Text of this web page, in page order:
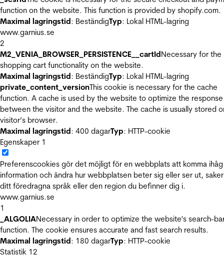
function on the website. This function is provided by shopify.com.
Maximal lagringstid: BeständigTyp: Lokal HTML-lagring
www.garnius.se
2
M2_VENIA_BROWSER_PERSISTENCE__cartIdNecessary for the
shopping cart functionality on the website.
Maximal lagringstid: BeständigTyp: Lokal HTML-lagring
private_content_versionThis cookie is necessary for the cache
function. A cache is used by the website to optimize the
between the visitor and the website. The cache is usually stored
visitor’s browser.
Maximal lagringstid: 400 dagarTyp: HTTP-cookie
Egenskaper 1
Preferenscookies gör det möjligt för en webbplats att komma ihåg
information och ändra hur webbplatsen beter sig eller ser ut,
ditt föredragna språk eller den region du befinner dig i.
www.garnius.se
1
_ALGOLIANecessary in order to optimize the website's search-
function. The cookie ensures accurate and fast search results.
Maximal lagringstid: 180 dagarTyp: HTTP-cookie
Statistik 12